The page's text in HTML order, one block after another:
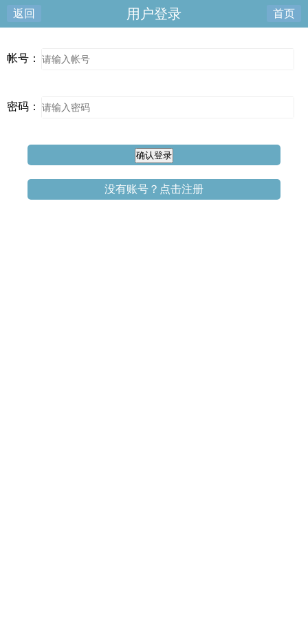
返回 用户登录 首页
帐号：
密码：
没有账号？点击注册